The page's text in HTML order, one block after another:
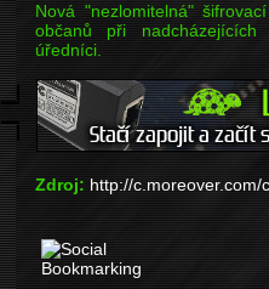
Nová "nezlomitelná"
občanů při
úředníci.
Zdroj: http://